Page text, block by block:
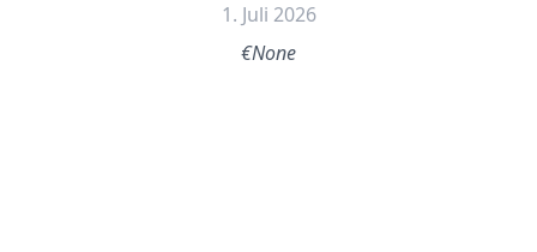
1. Juli 2026
€None